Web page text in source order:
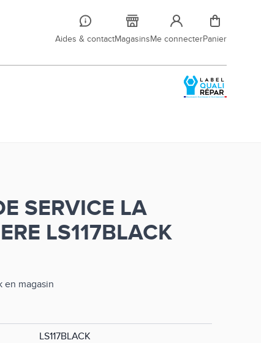
Aides & contactMagasinsMe connecterPanier
SERVICE LA
LS117BLACK
en magasin
LS117BLACK